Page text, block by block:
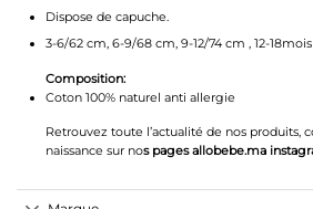
Dispose de capuche.
3-6/62 cm, 6-9/68 cm, 9-12/74 cm , 12-18mois
Composition:
Coton 100% naturel anti allergie
Retrouvez toute l’actualité de nos produits,
naissance sur nos pages allobebe.ma